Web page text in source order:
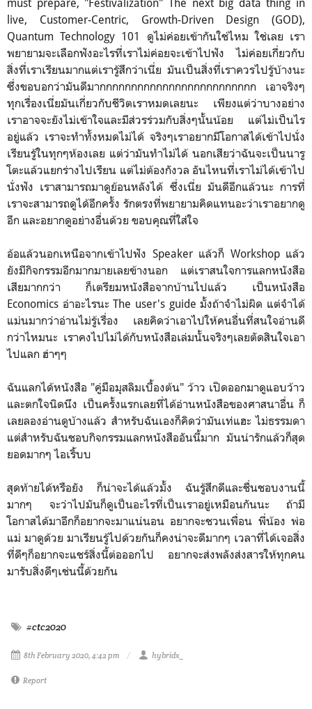
must prepare, "Festivalization" The next big data thing in
live, Customer-Centric, Growth-Driven Design (GOD),
Quantum Technology 101 ดูไม่ค่อยเข้ากันใช่ไหม ใช่เลย เรา
พยายามจะเลือกฟังอะไรที่เราไม่ค่อยจะเข้าไปฟัง ไม่ค่อยเกี่ยวกับ
สิ่งที่เราเรียนมากแต่เรารู้สึกว่าเนี่ย มันเป็นสิ่งที่เราควรไปรู้บ้างนะ
ซึ่งขอบอกว่ามันดีมากกกกกกกกกกกกกกกกกกกกกกกกก เอาจริงๆ
ทุกเรื่องเนี่ยมันเกี่ยวกับชีวิตเราหมดเลยนะ เพียงแต่ว่าบางอย่าง
เราอาจจะยังไม่เข้าใจและมีส่วรร่วมกับสิ่งๆนั้นน้อย แต่ไม่เป็นไร
อยู่แล้ว เราจะทำทั้งหมดไม่ได้ จริงๆเราอยากมีโอกาสได้เข้าไปนั่ง
เรียนรู้ในทุกๆห้องเลย แต่ว่ามันทำไม่ได้ นอกเสียว่าฉันจะเป็นนารู
โตะแล้วแยกร่างไปเรียน แต่ไม่ต้องกังวล อันไหนที่เราไม่ได้เข้าไป
นั่งฟัง เราสามารถมาดูย้อนหลังได้ ซึ่งเนี่ย มันดีอีกแล้วนะ การที่
เราจะสามารถดูได้อีกครั้ง รักตรงที่พยายามคิดแทนอะว่าเราอยากดู
อีก และอยากดูอย่างอื่นด้วย ขอบคุณที่ใส่ใจ
อ้อแล้วนอกเหนือจากเข้าไปฟัง Speaker แล้วก็ Workshop แล้ว
ยังมีกิจกรรมอีกมากมายเลยข้างนอก แต่เราสนใจการแลกหนังสือ
เสียมากกว่า ก็เตรียมหนังสือจากบ้านไปแล้ว เป็นหนังสือ
Economics อ่าอะไรนะ The user's guide มั้งถ้าจำไม่ผิด แต่จำได้
แม่นมากว่าอ่านไม่รู้เรื่อง เลยคิดว่าเอาไปให้คนอื่นที่สนใจอ่านดี
กว่าไหมนะ เราคงไปไม่ได้กับหนังสือเล่มนั้นจริงๆเลยตัดสินใจเอา
ไปแลก ฮ่าๆๆ
ฉันแลกได้หนังสือ "คู่มือมุสลิมเบื้องต้น" ว้าว เปิดออกมาดูแอบว้าว
และตกใจนิดนึง เป็นครั้งแรกเลยที่ได้อ่านหนังสือของศาสนาอื่น ก็
เลยลองอ่านดูบ้างแล้ว สำหรับฉันเองก็คิดว่ามันเท่แฮะ ไม่ธรรมดา
แต่สำหรับฉันชอบกิจกรรมแลกหนังสืออันนี้มาก มันน่ารักแล้วก็สุด
ยอดมากๆ ไอเริ้บบ
สุดท้ายได้หรือยัง ก็น่าจะได้แล้วมั้ง ฉันรู้สึกดีและชื่นชอบงานนี้
มากๆ จะว่าไปมันก็ดูเป็นอะไรที่เป็นเราอยู่เหมือนกันนะ ถ้ามี
โอกาสได้มาอีกก็อยากจะมาแน่นอน อยากจะชวนเพื่อน พี่น้อง พ่อ
แม่ มาดูด้วย มาเรียนรู้ไปด้วยกันก็คงน่าจะดีมากๆ เวลาที่ได้เจอสิ่ง
ที่ดีๆก็อยากจะแชร์สิ่งนี้ต่อออกไป อยากจะส่งพลังส่งสารให้ทุกคน
มารับสิ่งดีๆเช่นนี้ด้วยกัน
#ctc2020
8th February 2020, 4:42 pm hybridx_
Report